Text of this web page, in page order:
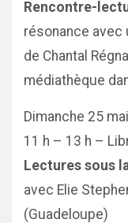
Rencontre-
résonance avec
de Chantal
médiathèque
Dimanche 25 mai
11 h – 13 h –
Lectures sous
avec Elie
(Guadeloupe)